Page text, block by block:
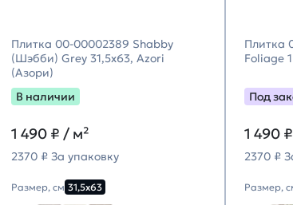
Плитка 00-00002389 Shabby
(Шэбби) Grey 31,5х63, Azori
(Азори)
В наличии
1 490 ₽ / м²
2370 ₽ За упаковку
Размер, см 31,5х63
Плитка
Foliage
Под
1 490
2370 ₽
Размер,